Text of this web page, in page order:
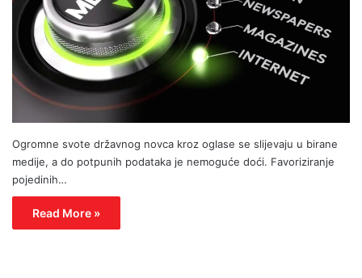
Ogromne svote državnog novca kroz oglase se slijevaju u birane
medije, a do potpunih podataka je nemoguće doći. Favoriziranje
pojedinih…
Read More »